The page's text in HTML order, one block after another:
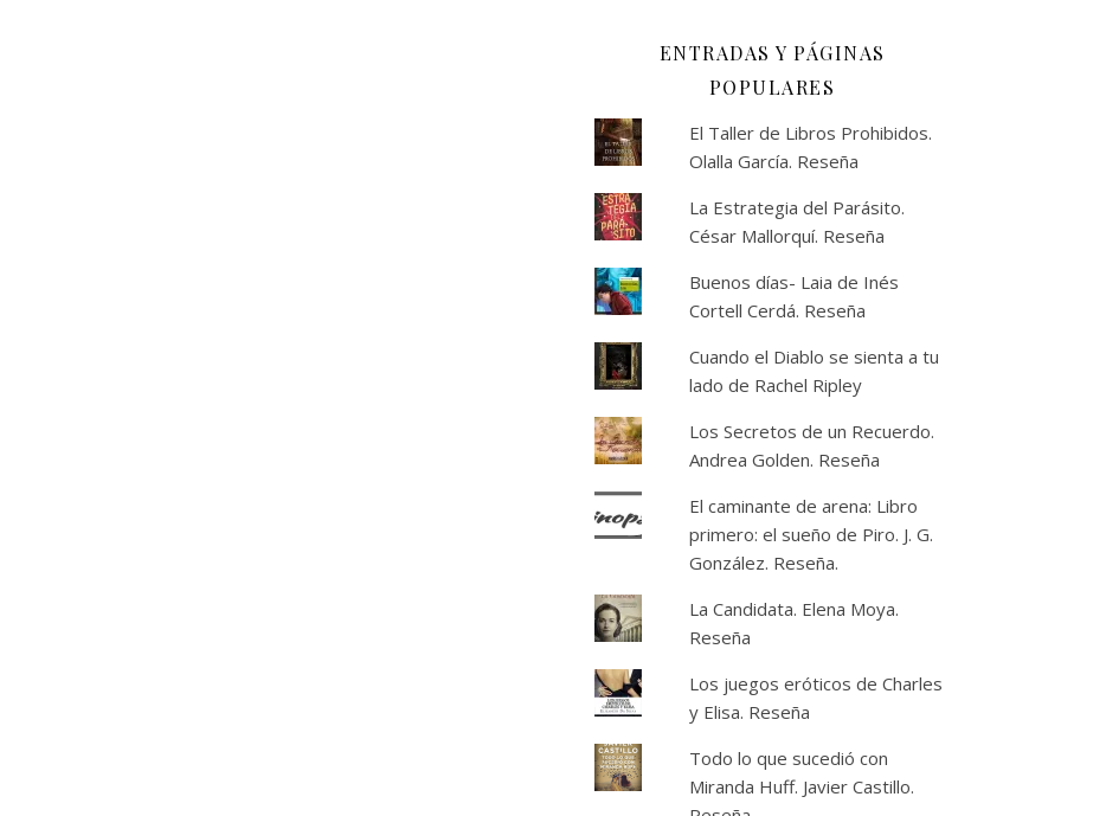
ENTRADAS Y PÁGINAS
POPULARES
El Taller de Libros Prohibidos.
Olalla García. Reseña
La Estrategia del Parásito.
César Mallorquí. Reseña
Buenos días- Laia de Inés
Cortell Cerdá. Reseña
Cuando el Diablo se sienta a tu
lado de Rachel Ripley
Los Secretos de un Recuerdo.
Andrea Golden. Reseña
El caminante de arena: Libro
primero: el sueño de Piro. J. G.
González. Reseña.
La Candidata. Elena Moya.
Reseña
Los juegos eróticos de Charles
y Elisa. Reseña
Todo lo que sucedió con
Miranda Huff. Javier Castillo.